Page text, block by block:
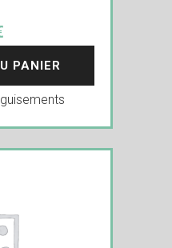
PANIER